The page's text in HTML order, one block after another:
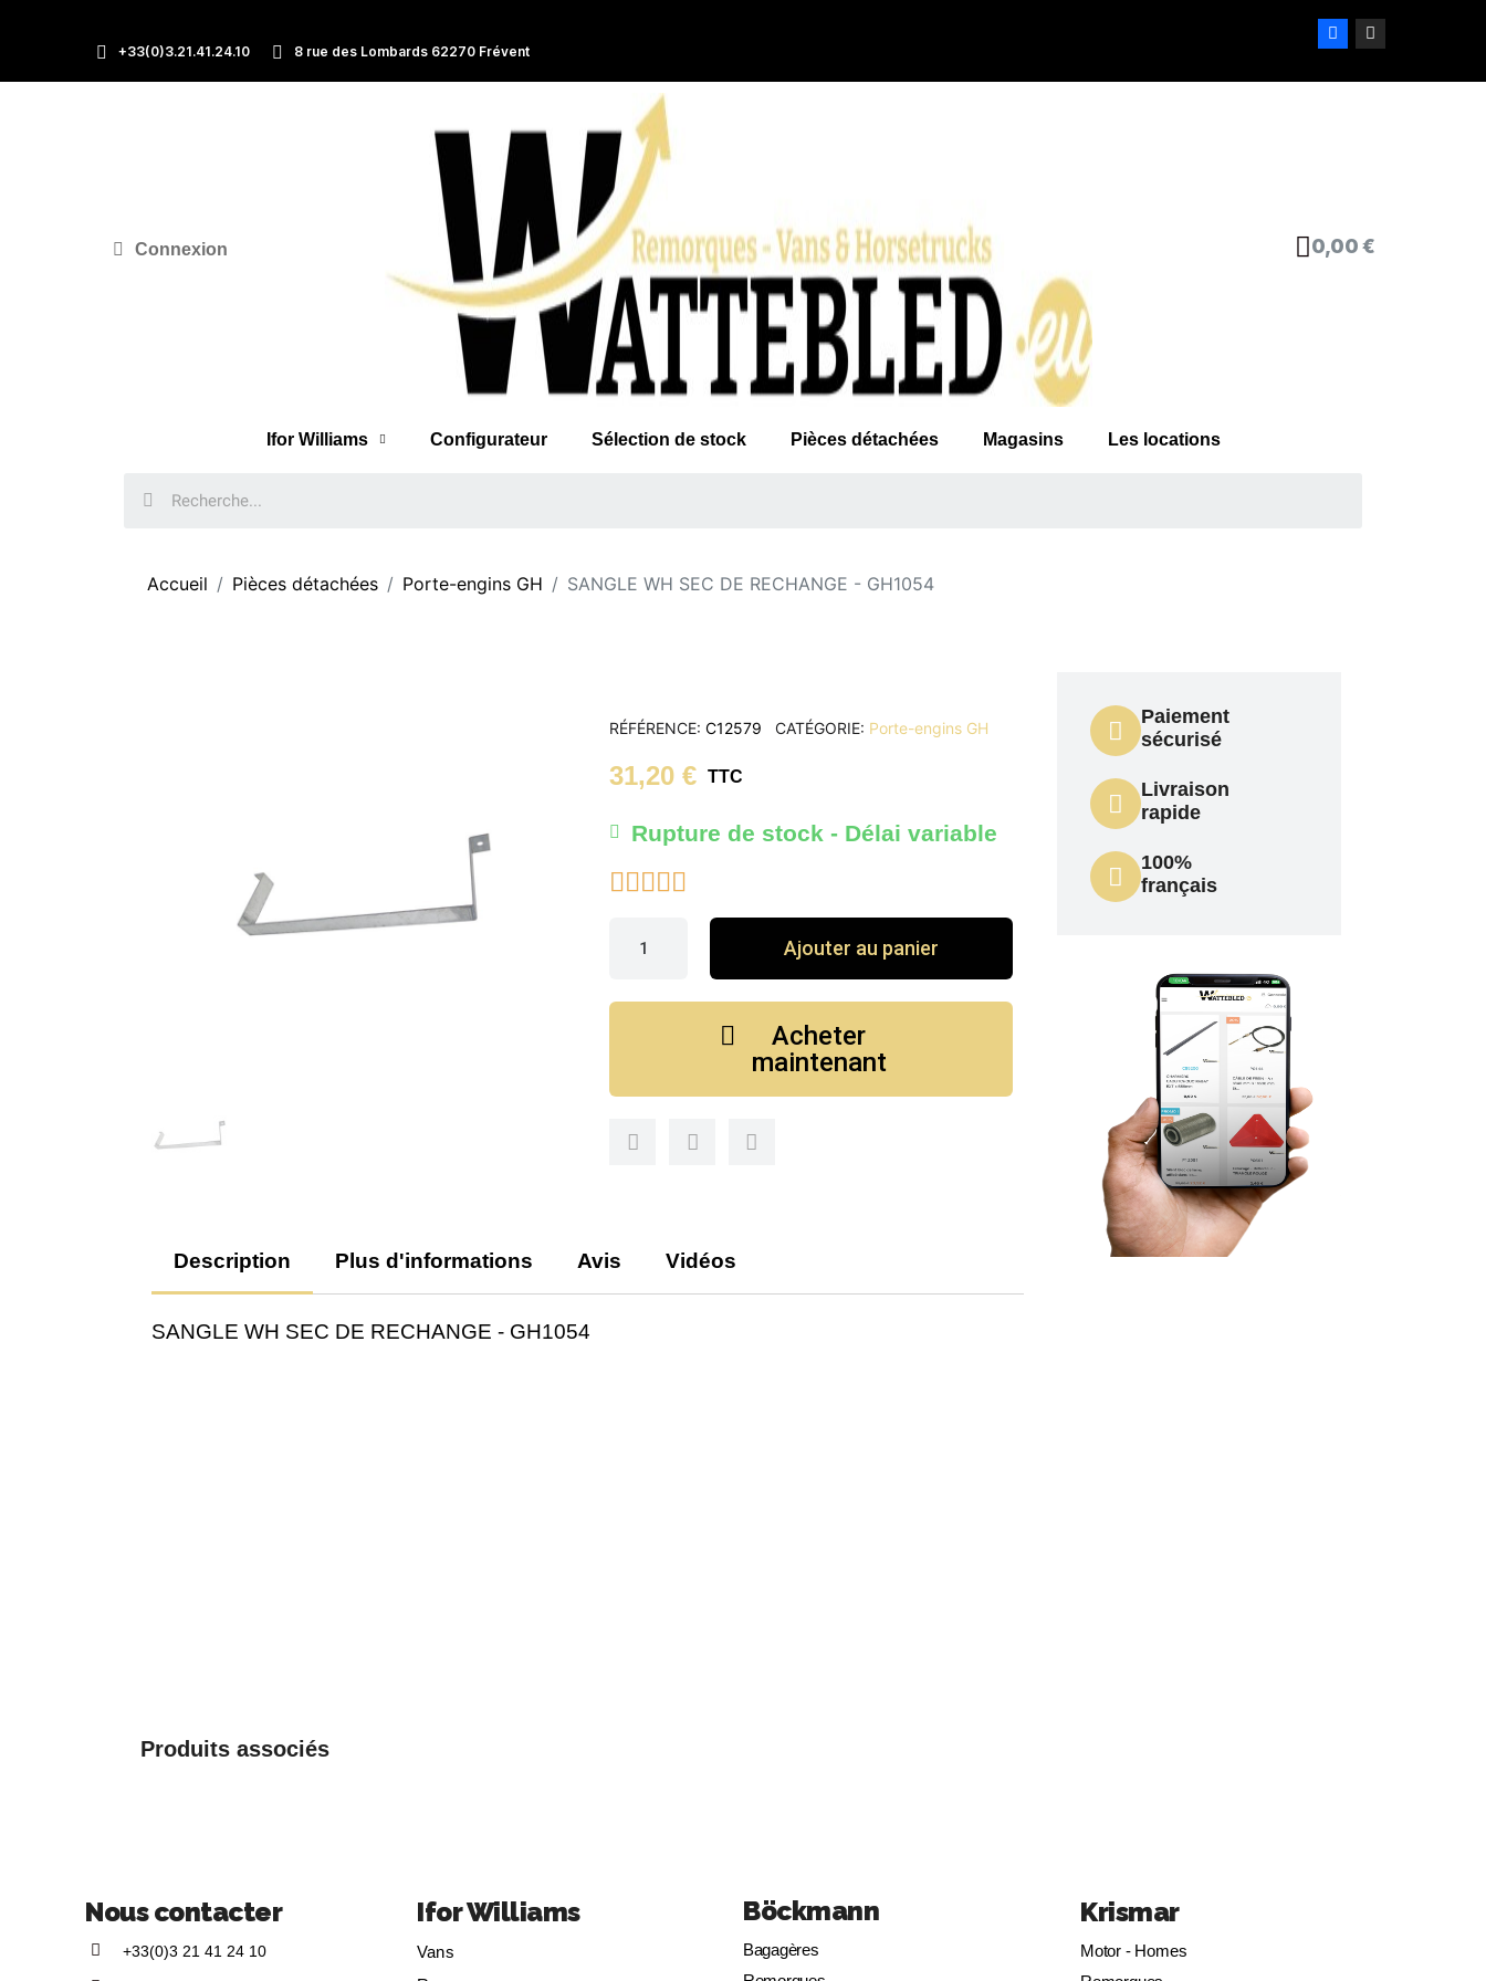
+33(0)3.21.41.24.10 8 rue des Lombards 62270 Frévent
Connexion 0,00 €
Ifor Williams Configurateur Sélection de stock Pièces détachées Magasins Les locations
Accueil Pièces détachées Porte-engins GH SANGLE WH SEC DE RECHANGE - GH1054
RÉFÉRENCE C12579 CATÉGORIE Porte-engins GH
31,20 € TTC
Rupture de stock - Délai variable
    
Ajouter au panier
Acheter
maintenant
Description Plus d'informations Avis Vidéos
SANGLE WH SEC DE RECHANGE - GH1054
Paiement
sécurisé
Livraison
rapide
100%
français
Produits associés
Nous contacter
+33(0)3 21 41 24 10
Ifor Williams
Vans
Böckmann
Bagagères
Krismar
Motor - Homes